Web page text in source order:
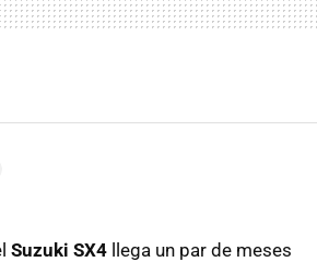
Suzuki SX4 llega un par de meses